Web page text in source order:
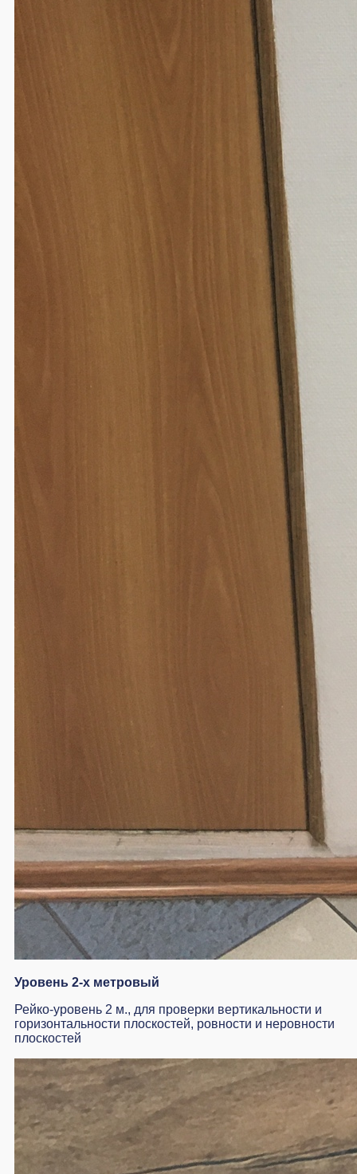
Уровень 2-х метровый
Рейко-уровень 2 м., для проверки вертикальности и
горизонтальности плоскостей, ровности и неровности
плоскостей